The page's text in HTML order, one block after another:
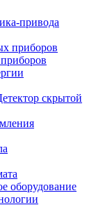
привода
скрытой